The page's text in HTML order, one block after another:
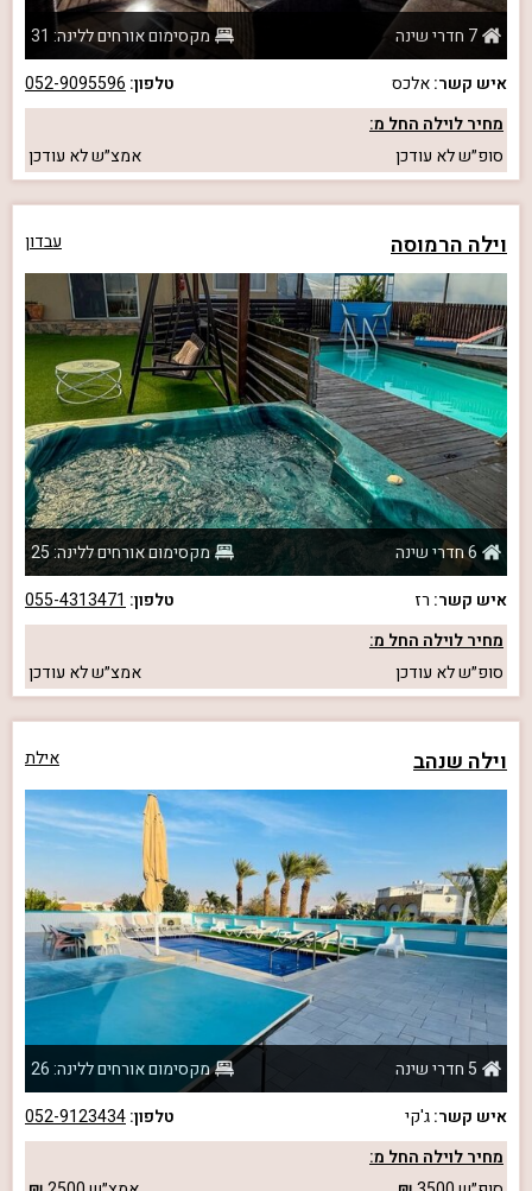
7 חדרי שינה
מקסימום אורחים ללינה: 31
איש קשר:אלכס טלפון: 052-9095596
מחיר לוילה החל מ:
סופ״שלא עודכן אמצ״שלא עודכן
וילה הרמוסה עבדון
6 חדרי שינה
מקסימום אורחים ללינה: 25
איש קשר: רז טלפון: 055-4313471
מחיר לוילה החל מ:
סופ״שלא עודכן אמצ״שלא עודכן
וילה שנהב אילת
5 חדרי שינה
מקסימום אורחים ללינה: 26
איש קשר:ג'קי טלפון:052-9123434
מחיר לוילה החל מ: